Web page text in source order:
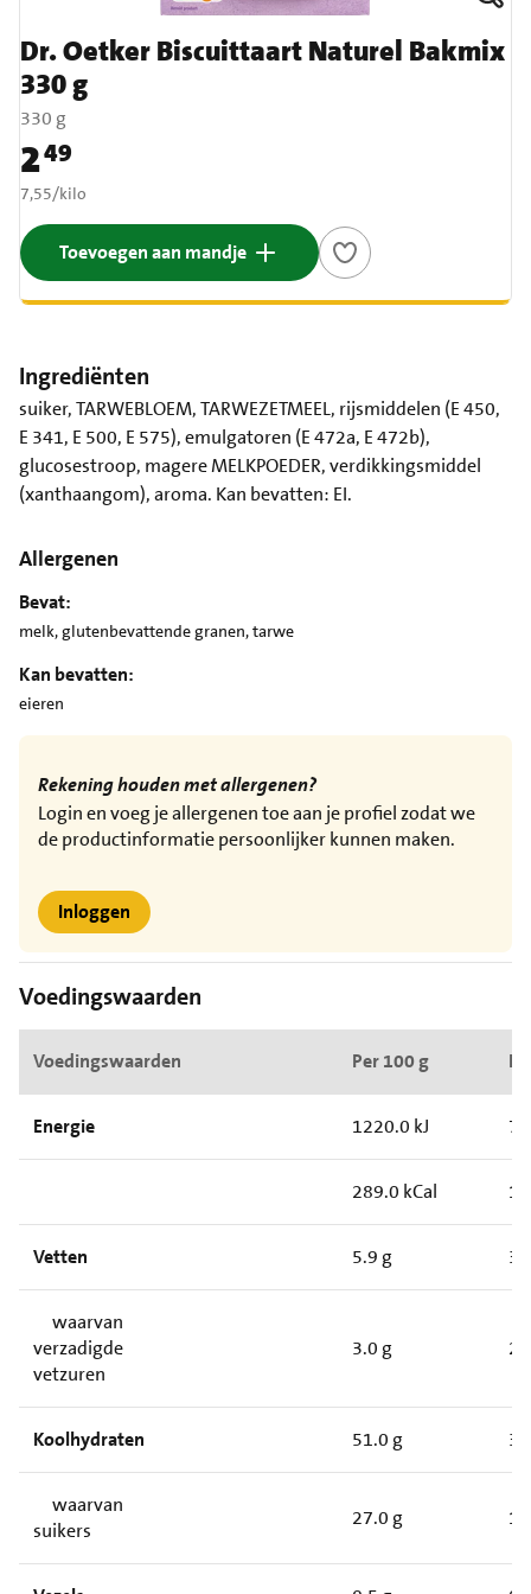
Dr. Oetker Biscuittaart Naturel Bakmix
330 g
330 g
Prijs: € 2,49
249
€ 7,55 per kilo
7,55/kilo
Toevoegen aan mandje
Ingrediënten
suiker, TARWEBLOEM, TARWEZETMEEL, rijsmiddelen (E 450,
E 341, E 500, E 575), emulgatoren (E 472a, E 472b),
glucosestroop, magere MELKPOEDER, verdikkingsmiddel
(xanthaangom), aroma. Kan bevatten: EI.
Allergenen
Bevat:
melk, glutenbevattende granen, tarwe
Kan bevatten:
eieren
Rekening houden met allergenen?
Login en voeg je allergenen toe aan je profiel zodat we
de productinformatie persoonlijker kunnen maken.
Inloggen
Voedingswaarden
Voedingswaarden Per 100 g
Energie 1220.0 kJ
289.0 kCal
Vetten 5.9 g
waarvan
verzadigde
vetzuren
3.0 g
Koolhydraten 51.0 g
waarvan
suikers
27.0 g